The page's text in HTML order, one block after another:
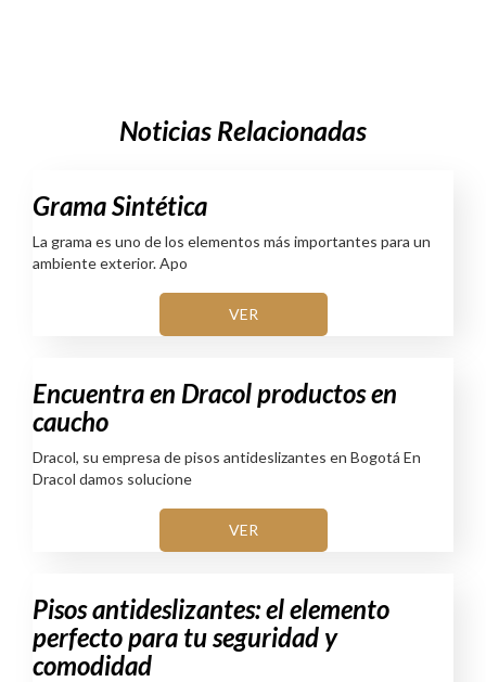
Noticias Relacionadas
Grama Sintética
La grama es uno de los elementos más importantes para un
ambiente exterior. Apo
VER
Encuentra en Dracol productos en
caucho
Dracol, su empresa de pisos antideslizantes en Bogotá En
Dracol damos solucione
VER
Pisos antideslizantes: el elemento
perfecto para tu seguridad y
comodidad